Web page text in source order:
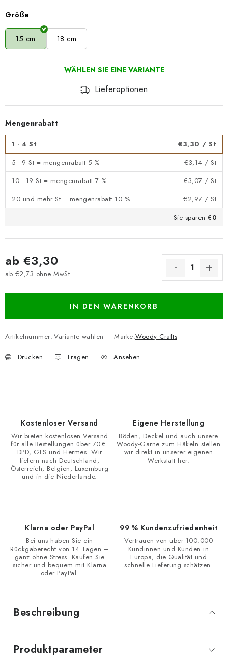
Größe
15 cm 18 cm
Lieferoptionen
Mengenrabatt
1 - 4 St €3,30 / St
5 - 9 St = mengenrabatt 5 %
€3,14 / St
10 - 19 St = mengenrabatt 7 %
€3,07 / St
20 und mehr St = mengenrabatt 10 %
€2,97 / St
Sie sparen €0
ab €3,30
ab €2,73 ohne MwSt.
IN DEN WARENKORB
Artikelnummer: Variante wählen Marke:Woody Crafts
Drucken Fragen Ansehen
Kostenloser Versand
Wir bieten kostenlosen Versand
für alle Bestellungen über 70 €.
DPD, GLS und Hermes. Wir
liefern nach Deutschland,
Österreich, Belgien, Luxemburg
und in die Niederlande.
Eigene Herstellung
Böden, Deckel und auch unsere
Woody-Garne zum Häkeln stellen
wir direkt in unserer eigenen
Werkstatt her.
Klarna oder PayPal
Bei uns haben Sie ein
Rückgaberecht von 14 Tagen –
ganz ohne Stress. Kaufen Sie
sicher und bequem mit Klarna
oder PayPal.
99 % Kundenzufriedenheit
Vertrauen von über 100.000
Kundinnen und Kunden in
Europa, die Qualität und
schnelle Lieferung schätzen.
Beschreibung
Produktparameter